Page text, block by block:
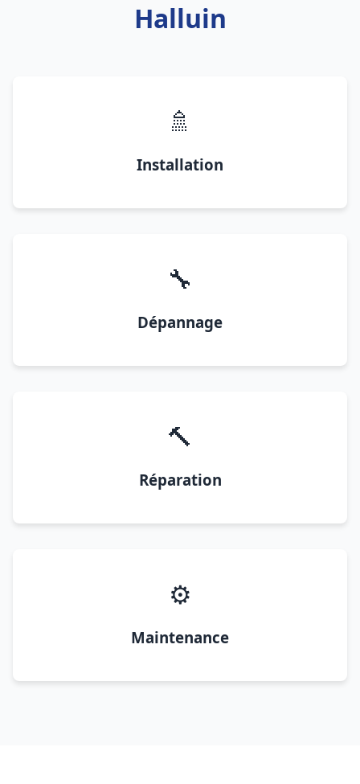
Halluin
🚿
Installation
🔧
Dépannage
🔨
Réparation
⚙️
Maintenance